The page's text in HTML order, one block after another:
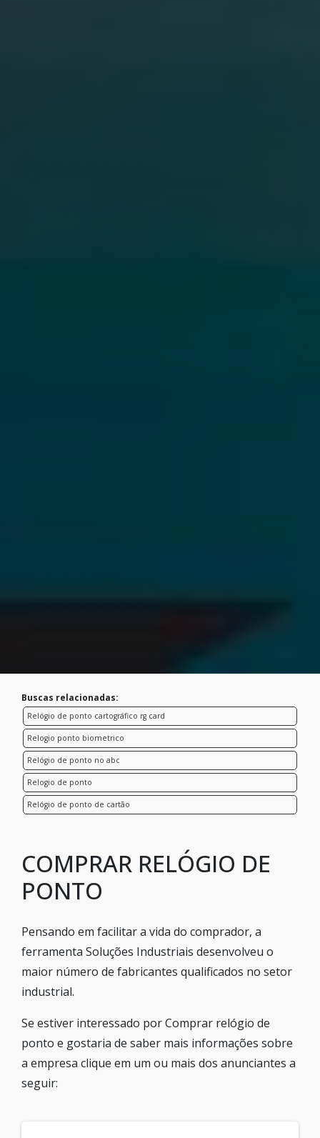
Buscas relacionadas:
Relógio de ponto cartográfico rg card
Relogio ponto biometrico
Relógio de ponto no abc
Relogio de ponto
Relógio de ponto de cartão
COMPRAR RELÓGIO DE
PONTO
Pensando em facilitar a vida do comprador, a
ferramenta Soluções Industriais desenvolveu o
maior número de fabricantes qualificados no setor
industrial.
Se estiver interessado por Comprar relógio de
ponto e gostaria de saber mais informações sobre
a empresa clique em um ou mais dos anunciantes a
seguir: